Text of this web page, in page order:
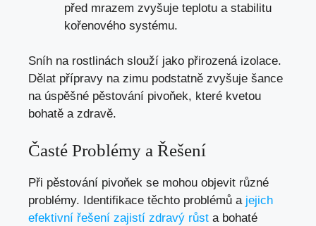
před mrazem zvyšuje teplotu a stabilitu
kořenového systému.
Sníh na rostlinách slouží jako přirozená izolace.
Dělat přípravy na zimu podstatně zvyšuje šance
na úspěšné pěstování pivoňek, které kvetou
bohatě a zdravě.
Časté Problémy a Řešení
Při pěstování pivoňek se mohou objevit různé
problémy. Identifikace těchto problémů a jejich
efektivní řešení zajistí zdravý růst a bohaté